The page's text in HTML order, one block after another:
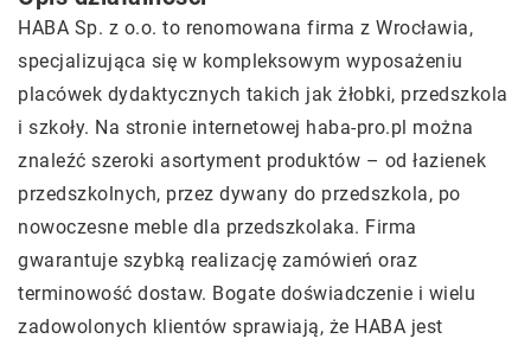
HABA Sp. z o.o. to renomowana firma z Wrocławia,
specjalizująca się w kompleksowym wyposażeniu
placówek dydaktycznych takich jak żłobki, przedszkola
i szkoły. Na stronie internetowej haba-pro.pl można
znaleźć szeroki asortyment produktów – od łazienek
przedszkolnych, przez dywany do przedszkola, po
nowoczesne meble dla przedszkolaka. Firma
gwarantuje szybką realizację zamówień oraz
terminowość dostaw. Bogate doświadczenie i wielu
zadowolonych klientów sprawiają, że HABA jest